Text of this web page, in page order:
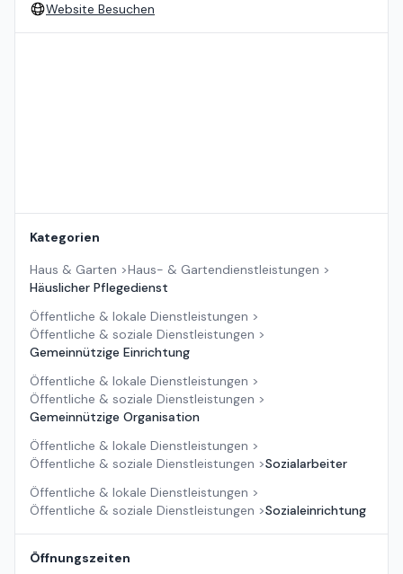
Website Besuchen
Kategorien
Haus & Garten >Haus- & Gartendienstleistungen >
Häuslicher Pflegedienst
Öffentliche & lokale Dienstleistungen >
Öffentliche & soziale Dienstleistungen >
Gemeinnützige Einrichtung
Öffentliche & lokale Dienstleistungen >
Öffentliche & soziale Dienstleistungen >
Gemeinnützige Organisation
Öffentliche & lokale Dienstleistungen >
Öffentliche & soziale Dienstleistungen >Sozialarbeiter
Öffentliche & lokale Dienstleistungen >
Öffentliche & soziale Dienstleistungen >Sozialeinrichtung
Öffnungszeiten